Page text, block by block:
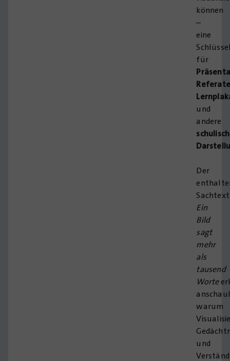
können
–
eine
für
und
andere
Der
Sachtext
Ein
Bild
sagt
mehr
als
tausend
Worte
warum
und